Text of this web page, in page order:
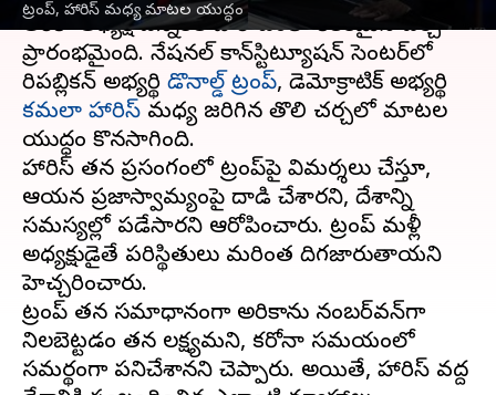
ట్రంప్‌, హారిస్‌ మధ్య మాటల యుద్ధం
అమెరికా అధ్యక్ష ఎన్నికల పోరాటంలో కీలకమైన చర్చ
ప్రారంభమైంది. నేషనల్‌ కాన్‌స్టిట్యూషన్‌ సెంటర్‌లో
రిపబ్లికన్‌ అభ్యర్థి డొనాల్డ్‌ ట్రంప్‌, డెమోక్రాటిక్‌ అభ్యర్థి
కమలా హారిస్‌ మధ్య జరిగిన తొలి చర్చలో మాటల
యుద్ధం కొనసాగింది.
హారిస్‌ తన ప్రసంగంలో ట్రంప్‌పై విమర్శలు చేస్తూ,
ఆయన ప్రజాస్వామ్యంపై దాడి చేశారని, దేశాన్ని
సమస్యల్లో పడేసారని ఆరోపించారు. ట్రంప్‌ మళ్లీ
అధ్యక్షుడైతే పరిస్థితులు మరింత దిగజారుతాయని
హెచ్చరించారు.
ట్రంప్‌ తన సమాధానంగా అమెరికాను నంబర్‌వన్‌గా
నిలబెట్టడం తన లక్ష్యమని, కరోనా సమయంలో
సమర్థంగా పనిచేశానని చెప్పారు. అయితే, హారిస్‌ వద్ద